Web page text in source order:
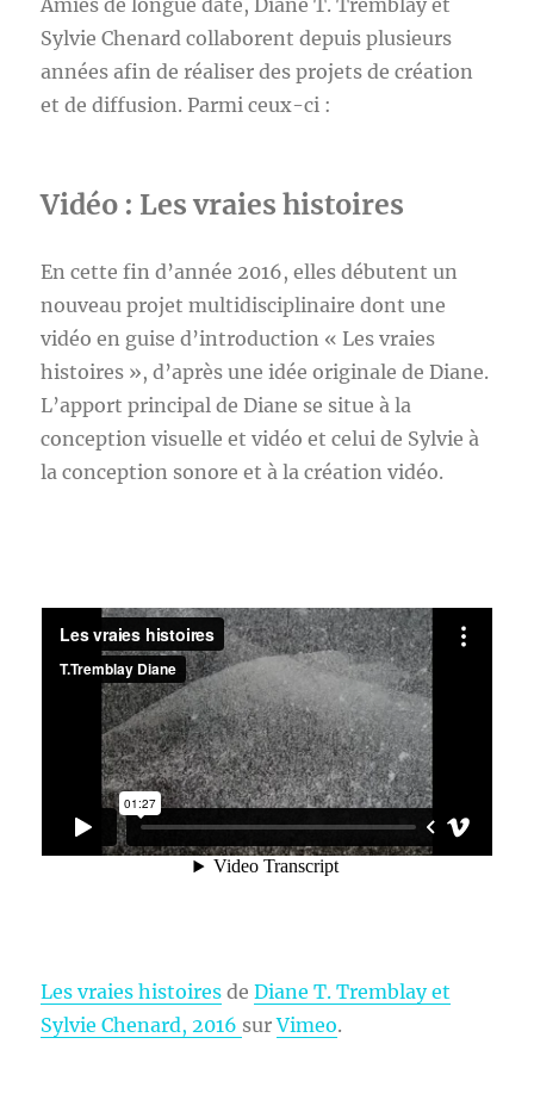
Amies de longue date, Diane T. Tremblay et
Sylvie Chenard collaborent depuis plusieurs
années afin de réaliser des projets de création
et de diffusion. Parmi ceux-ci :
Vidéo : Les vraies histoires
En cette fin d’année 2016, elles débutent un
nouveau projet multidisciplinaire dont une
vidéo en guise d’introduction « Les vraies
histoires », d’après une idée originale de Diane.
L’apport principal de Diane se situe à la
conception visuelle et vidéo et celui de Sylvie à
la conception sonore et à la création vidéo.
Les vraies histoires deDiane T. Tremblay et
Sylvie Chenard, 2016 surVimeo.